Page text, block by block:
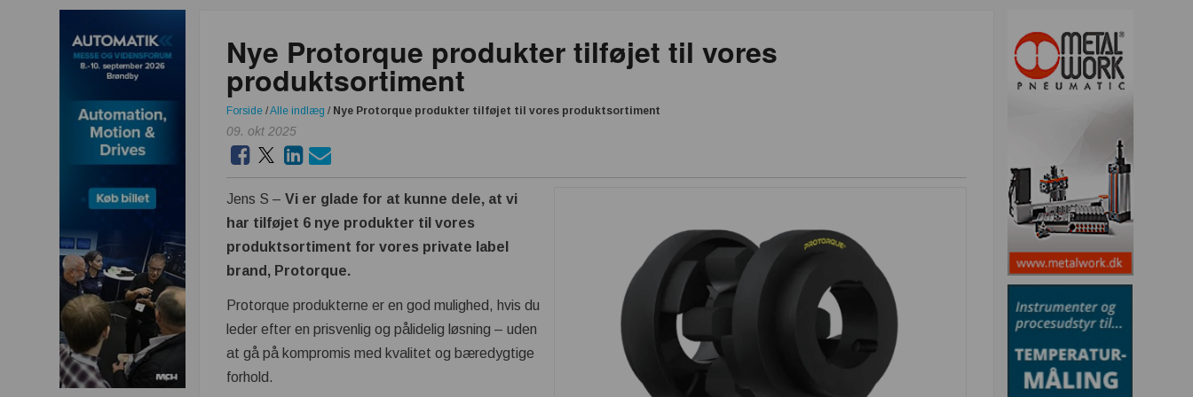
Nye Protorque produkter tilføjet til vores
produktsortiment
Forside /Alle indlæg / Nye Protorque produkter tilføjet til vores produktsortiment
09. okt 2025
Jens S –Vi er glade for at kunne dele, at vi
har tilføjet 6 nye produkter til vores
produktsortiment for vores private label
brand, Protorque.
Protorque produkterne er en god mulighed, hvis du
leder efter en prisvenlig og pålidelig løsning – uden
at gå på kompromis med kvalitet og bæredygtige
forhold.